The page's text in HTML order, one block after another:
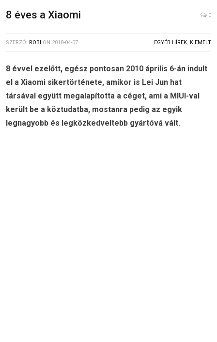
8 éves a Xiaomi 0
SZERZŐ: ROBI ON 2018-04-07 EGYÉB HÍREK, KIEMELT
8 évvel ezelőtt, egész pontosan 2010 április 6-án indult
el a Xiaomi sikertörténete, amikor is Lei Jun hat
társával együtt megalapította a céget, ami a MIUI-val
került be a köztudatba, mostanra pedig az egyik
legnagyobb és legközkedveltebb gyártóvá vált.